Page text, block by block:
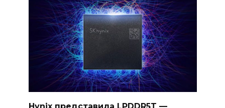
Hynix представила LPDDR5T —